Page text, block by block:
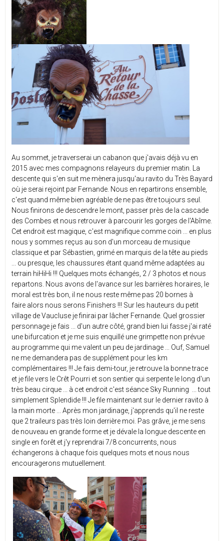
Au sommet, je traverserai un cabanon que j'avais déjà vu en
2015 avec mes compagnons relayeurs du premier matin. La
descente qui s'en suit me mènera jusqu'au ravito du Très Bayard
où je serai rejoint par Fernande. Nous en repartirons ensemble,
c'est quand même bien agréable de ne pas être toujours seul.
Nous finirons de descendre le mont, passer près de la cascade
des Combes et nous retrouver à parcourir les gorges de l'Abîme.
Cet endroit est magique, c'est magnifique comme coin ... en plus
nous y sommes reçus au son d'un morceau de musique
classique et par Sébastien, grimé en marquis de la tête au pieds
... ou presque, les chaussures étant quand même adaptées au
terrain hiHiHi !!! Quelques mots échangés, 2 / 3 photos et nous
repartons. Nous avons de l'avance sur les barrières horaires, le
moral est très bon, il ne nous reste même pas 20 bornes à
faire alors nous serons Finishers !!! Sur les hauteurs du petit
village de Vaucluse je finirai par lâcher Fernande. Quel grossier
personnage je fais ... d'un autre côté, grand bien lui fasse j'ai raté
une bifurcation et je me suis enquillé une grimpette non prévue
au programme qui me valent un peu de jardinage ... Ouf, Samuel
ne me demandera pas de supplément pour les km
complémentaires !!! Je fais demi-tour, je retrouve la bonne trace
et je file vers le Crêt Pourri et son sentier qui serpente le long d'un
très beau cirque ... à cet endroit c'est séance Sky Running ... tout
simplement Splendide !!! Je file maintenant sur le dernier ravito à
la main morte ... Après mon jardinage, j'apprends qu'il ne reste
que 2 traileurs pas très loin derrière moi. Pas grâve, je me sens
de nouveau en grande forme et je dévale la longue descente en
single en forêt et j'y reprendrai 7/8 concurrents, nous
échangerons à chaque fois quelques mots et nous nous
encouragerons mutuellement.